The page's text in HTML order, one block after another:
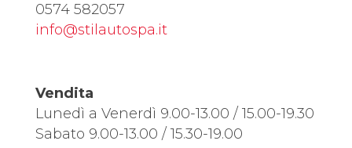
0574 582057
info@stilautospa.it
Vendita
Lunedì a Venerdì 9.00-13.00 / 15.00-19.30
Sabato 9.00-13.00 / 15.30-19.00